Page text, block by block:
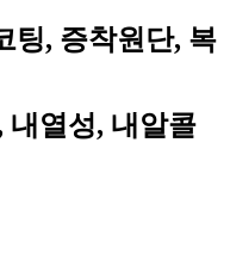
팅, 증착원단, 복
내열성, 내알콜